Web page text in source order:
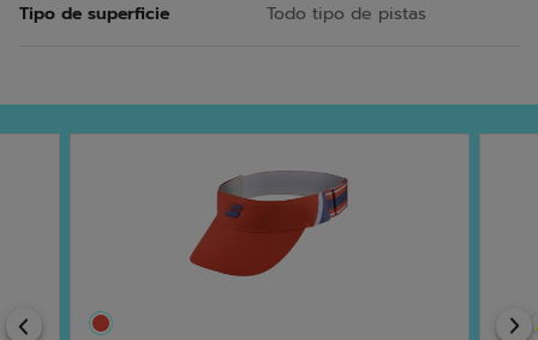
Tipo de superficie Todo tipo de pistas
Previous